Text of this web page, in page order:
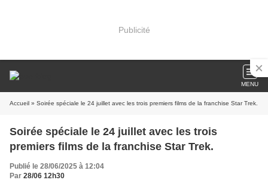
Publicité
MENU
Accueil » Soirée spéciale le 24 juillet avec les trois premiers films de la franchise Star Trek.
Soirée spéciale le 24 juillet avec les trois
premiers films de la franchise Star Trek.
Publié le 28/06/2025 à 12:04
Par 28/06 12h30